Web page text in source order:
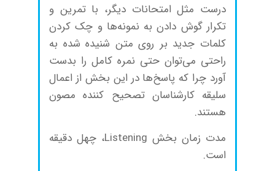
درست مثل امتحانات دیگر، با تمرین و
تکرار گوش دادن به نمونه‌ها و چک کردن
کلمات جدید بر روی متن شنیده شده به
راحتی می‌توان حتی نمره کامل را بدست
آورد چرا که پاسخ‌ها در این بخش از اعمال
سلیقه کارشناسان تصحیح کننده مصون
هستند.
مدت زمان بخش Listening، چهل دقیقه
است.